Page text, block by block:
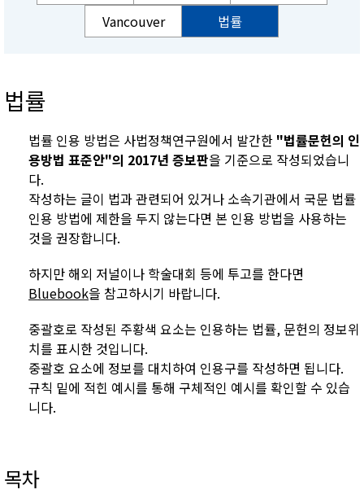
Vancouver
법률
법률
법률 인용 방법은 사법정책연구원에서 발간한 "법률문헌의 인
용방법 표준안"의 2017년 증보판을 기준으로 작성되었습니
다.
작성하는 글이 법과 관련되어 있거나 소속기관에서 국문 법률
인용 방법에 제한을 두지 않는다면 본 인용 방법을 사용하는
것을 권장합니다.
하지만 해외 저널이나 학술대회 등에 투고를 한다면
Bluebook을 참고하시기 바랍니다.
중괄호로 작성된 주황색 요소는 인용하는 법률, 문헌의 정보위
치를 표시한 것입니다.
중괄호 요소에 정보를 대치하여 인용구를 작성하면 됩니다.
규칙 밑에 적힌 예시를 통해 구체적인 예시를 확인할 수 있습
니다.
목차